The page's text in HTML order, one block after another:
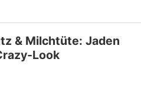
& Milchtüte: Jaden
Look